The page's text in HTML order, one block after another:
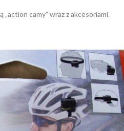
camy” wraz z akcesoriami.